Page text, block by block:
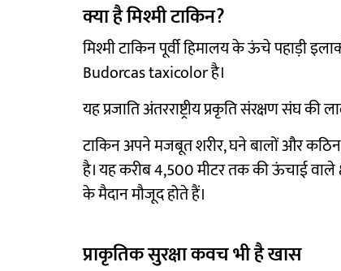
क्या है मिश्मी टाकिन?
मिश्मी टाकिन पूर्वी हिमालय के ऊंचे पहाड़ी
Budorcas taxicolor है।
यह प्रजाति अंतरराष्ट्रीय प्रकृति संरक्षण संघ
टाकिन अपने मजबूत शरीर, घने बालों और कठिन
है। यह करीब 4,500 मीटर तक की ऊंचाई वाले
के मैदान मौजूद होते हैं।
प्राकृतिक सुरक्षा कवच भी है खास